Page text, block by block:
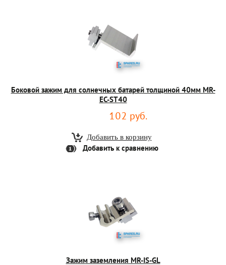
Боковой зажим для солнечных батарей толщиной 40мм MR-
EC-ST40
102 руб.
Добавить к сравнению
Зажим заземления MR-IS-GL